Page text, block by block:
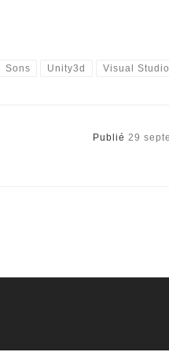
Sons Unity3d Visual Studio
Publié 29